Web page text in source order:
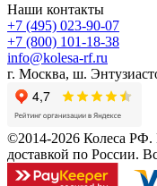
Наши контакты
+7 (495) 023-90-07
+7 (800) 101-18-38
info@kolesa-rf.ru
г. Москва, ш.
©2014-2026 Колеса РФ.
доставкой по России.